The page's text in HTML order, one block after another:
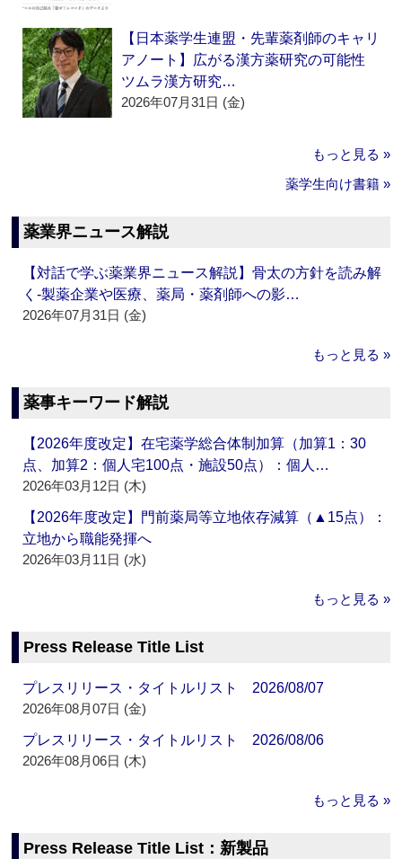
【日本薬学生連盟・先輩薬剤師のキャリ
アノート】広がる漢方薬研究の可能性
ツムラ漢方研究…
2026年07月31日 (金)
もっと見る »
薬学生向け書籍 »
薬業界ニュース解説
【対話で学ぶ薬業界ニュース解説】骨太の方針を読み解
く‐製薬企業や医療、薬局・薬剤師への影…
2026年07月31日 (金)
もっと見る »
薬事キーワード解説
【2026年度改定】在宅薬学総合体制加算（加算1：30
点、加算2：個人宅100点・施設50点）：個人…
2026年03月12日 (木)
【2026年度改定】門前薬局等立地依存減算（▲15点）：
立地から職能発揮へ
2026年03月11日 (水)
もっと見る »
Press Release Title List
プレスリリース・タイトルリスト 2026/08/07
2026年08月07日 (金)
プレスリリース・タイトルリスト 2026/08/06
2026年08月06日 (木)
もっと見る »
Press Release Title List：新製品